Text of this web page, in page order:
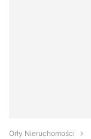
Orły Nieruchomości